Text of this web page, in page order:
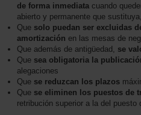
de forma inmediata cuando
abierto y permanente que
Que solo puedan ser excluidas
amortización en las mesas de
Que además de antigüedad, se
Que sea obligatoria la
alegaciones
Que se reduzcan los plazos
Que se eliminen los puestos de
retribución superior a la del puesto